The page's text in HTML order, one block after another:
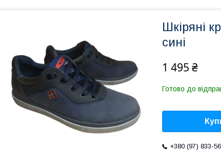
Шкіряні
сині
1 495 ₴
Готово до
+380 (97) 833-